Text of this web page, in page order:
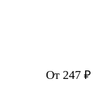
От 247 ₽